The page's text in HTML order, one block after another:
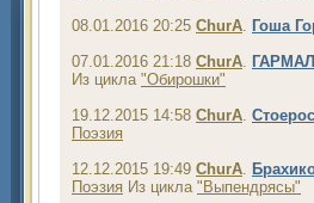
08.01.2016 20:25 ChurA. Гоша
07.01.2016 21:18 ChurA.
Из цикла "Обирошки"
19.12.2015 14:58 ChurA.
Поэзия
12.12.2015 19:49 ChurA.
Поэзия Из цикла "Выпендрясы"